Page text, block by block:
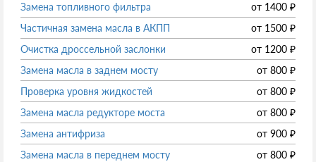
Замена топливного фильтра
от 1400 ₽
Частичная замена масла в АКПП
от 1500 ₽
Очистка дроссельной заслонки
от 1200 ₽
Замена масла в заднем мосту
от 800 ₽
Проверка уровня жидкостей
от 800 ₽
Замена масла редукторе моста
от 800 ₽
Замена антифриза
от 900 ₽
Замена масла в переднем мосту
от 800 ₽